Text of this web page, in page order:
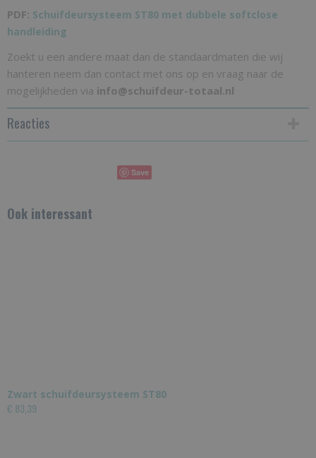
PDF: Schuifdeursysteem ST80 met dubbele softclose
handleiding
Zoekt u een andere maat dan de standaardmaten die wij
hanteren neem dan contact met ons op en vraag naar de
mogelijkheden via info@schuifdeur-totaal.nl
Reacties
Save
Ook interessant
Zwart schuifdeursysteem ST80
€ 83,39